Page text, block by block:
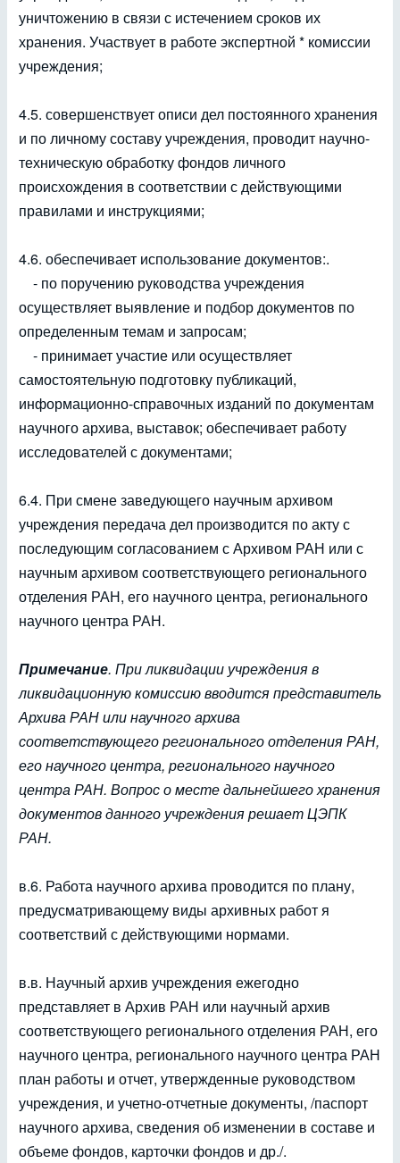
уничтожению в связи с истечением сроков их
хранения. Участвует в работе экспертной * комиссии
учреждения;
4.5. совершенствует описи дел постоянного хранения
и по личному составу учреждения, проводит научно-
техническую обработку фондов личного
происхождения в соответствии с действующими
правилами и инструкциями;
4.6. обеспечивает использование документов:.
- по поручению руководства учреждения
осуществляет выявление и подбор документов по
определенным темам и запросам;
- принимает участие или осуществляет
самостоятельную подготовку публикаций,
информационно-справочных изданий по документам
научного архива, выставок; обеспечивает работу
исследователей с документами;
6.4. При смене заведующего научным архивом
учреждения передача дел производится по акту с
последующим согласованием с Архивом РАН или с
научным архивом соответствующего регионального
отделения РАН, его научного центра, регионального
научного центра РАН.
Примечание. При ликвидации учреждения в
ликвидационную комиссию вводится представитель
Архива РАН или научного архива
соответствующего регионального отделения РАН,
его научного центра, регионального научного
центра РАН. Вопрос о месте дальнейшего хранения
документов данного учреждения решает ЦЭПК
РАН.
в.6. Работа научного архива проводится по плану,
предусматривающему виды архивных работ я
соответствий с действующими нормами.
в.в. Научный архив учреждения ежегодно
представляет в Архив РАН или научный архив
соответствующего регионального отделения РАН, его
научного центра, регионального научного центра РАН
план работы и отчет, утвержденные руководством
учреждения, и учетно-отчетные документы, /паспорт
научного архива, сведения об изменении в составе и
объеме фондов, карточки фондов и др./.